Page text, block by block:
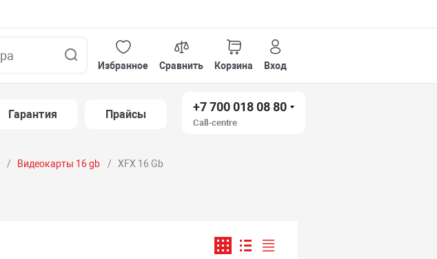
Избранное
Сравнить Корзина Вход
Гарантия Прайсы
+7 700 018 08 80
Call-centre
Видеокарты 16 gb XFX 16 Gb